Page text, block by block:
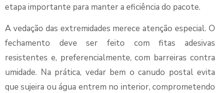
etapa importante para manter a eficiência do pacote.
A vedação das extremidades merece atenção especial. O
fechamento deve ser feito com fitas adesivas
resistentes e, preferencialmente, com barreiras contra
umidade. Na prática, vedar bem o canudo postal evita
que sujeira ou água entrem no interior, comprometendo